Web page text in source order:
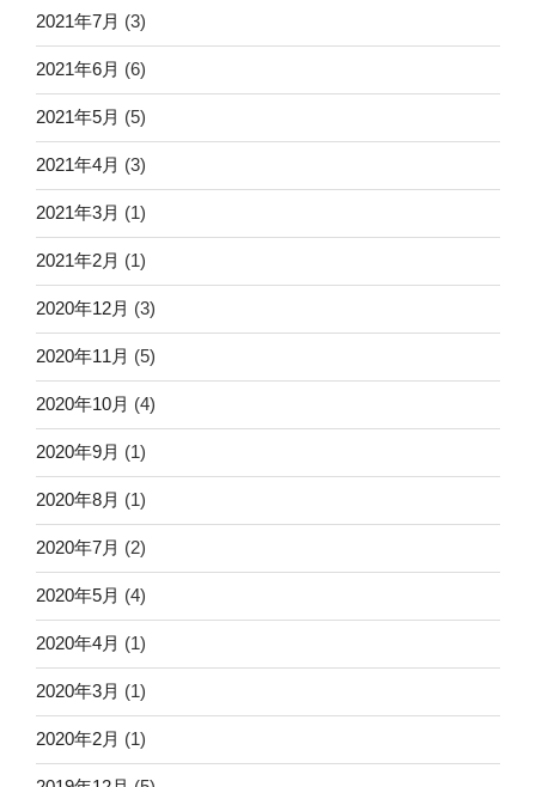
2021年7月 (3)
2021年6月 (6)
2021年5月 (5)
2021年4月 (3)
2021年3月 (1)
2021年2月 (1)
2020年12月 (3)
2020年11月 (5)
2020年10月 (4)
2020年9月 (1)
2020年8月 (1)
2020年7月 (2)
2020年5月 (4)
2020年4月 (1)
2020年3月 (1)
2020年2月 (1)